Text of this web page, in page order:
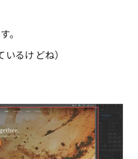
。
るけどね）